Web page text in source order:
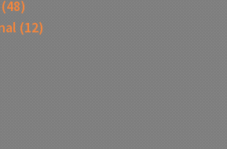
(48)
(12)